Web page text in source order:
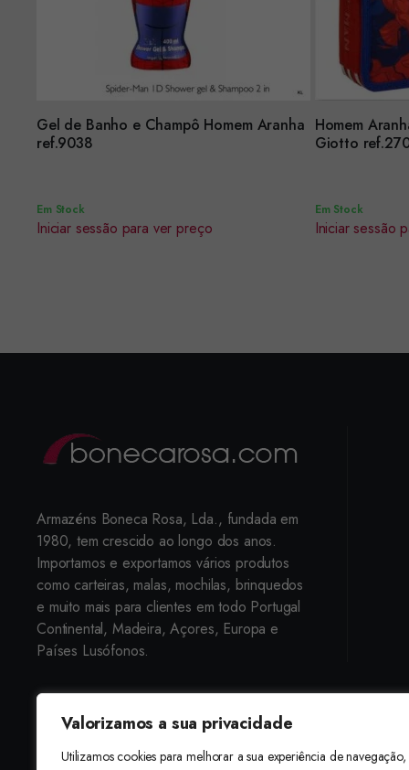
Valorizamos a sua privacidade
Utilizamos cookies para melhorar a sua experiência de navegação,
Gel de Banho e Champô Homem Aranha
ref.9038
Encomendar
Em Stock
Iniciar sessão para ver preço
Homem
Giotto
Encomendar
Em Stock
Iniciar sessão
Armazéns Boneca Rosa, Lda., fundada em
1980, tem crescido ao longo dos anos.
Importamos e exportamos vários produtos
como carteiras, malas, mochilas, brinquedos
e muito mais para clientes em todo Portugal
Continental, Madeira, Açores, Europa e
Países Lusófonos.